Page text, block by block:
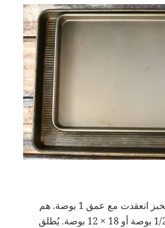
لفة لفة جيلي هو ورقة الخبز انعقدت مع عمق 1 بوصة. هم
عموما إما 15 1/2 × 10 1/2 بوصة أو 18 × 12 بوصة. يُطلق